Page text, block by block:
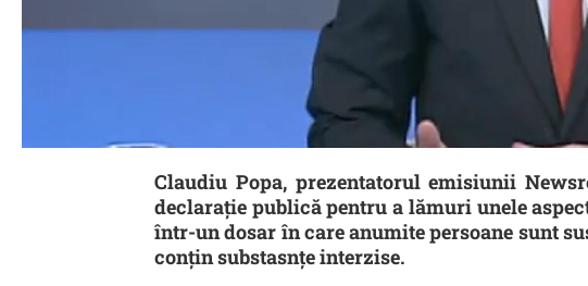
Claudiu Popa, prezentatorul emisiunii
declarație publică pentru a lămuri unele
într-un dosar în care anumite persoane sunt
conțin substasnțe interzise.